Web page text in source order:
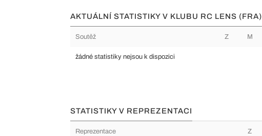
AKTUÁLNÍ STATISTIKY V KLUBU RC LENS (FRA)
Soutěž Z M
žádné statistiky nejsou k dispozici
STATISTIKY V REPREZENTACI
Reprezentace Z